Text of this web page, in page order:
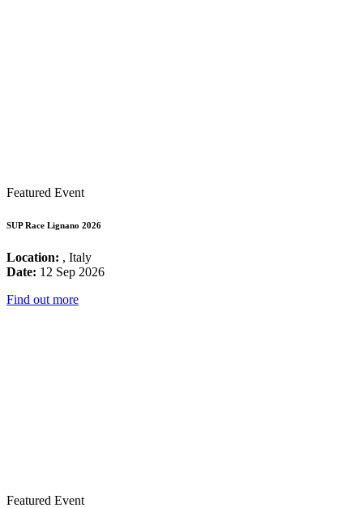
Featured Event
SUP Race Lignano 2026
Location: , Italy
Date: 12 Sep 2026
Find out more
Featured Event